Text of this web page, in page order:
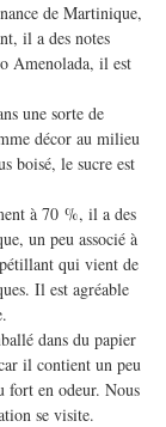
de Martinique,
il a des notes
Amenolada, il est
une sorte de
décor au milieu
boisé, le sucre est
à 70 %, il a des
un peu associé à
qui vient de
Il est agréable
dans du papier
il contient un peu
fort en odeur. Nous
se visite.